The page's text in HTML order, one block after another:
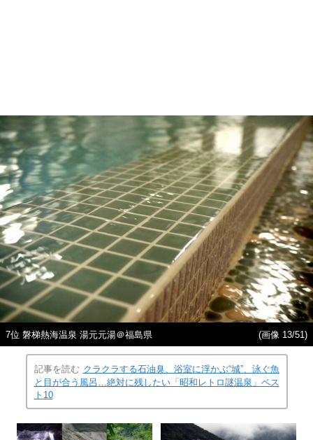
7位 磐梯熱海温泉 湯元元湯＠福島県 (画像 13/51)
記事を読む クラクラする石油臭、浴室に浮かぶ“城”、泳ぐ魚
と目が合う風呂…絶対に残したい「昭和レトロ謎温泉」ベス
ト10